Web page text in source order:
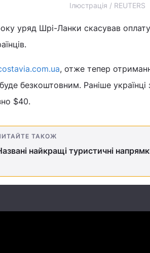
Ілюстрація / REUTERS
уряд Шрі-Ланки скасував
, отже тепер
безкоштовним. Раніше українці
$40.
ТАКОЖ
найкращі туристичні